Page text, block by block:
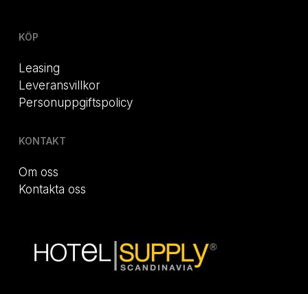
KÖP
Leasing
Leveransvillkor
Personuppgiftspolicy
KONTAKT
Om oss
Kontakta oss